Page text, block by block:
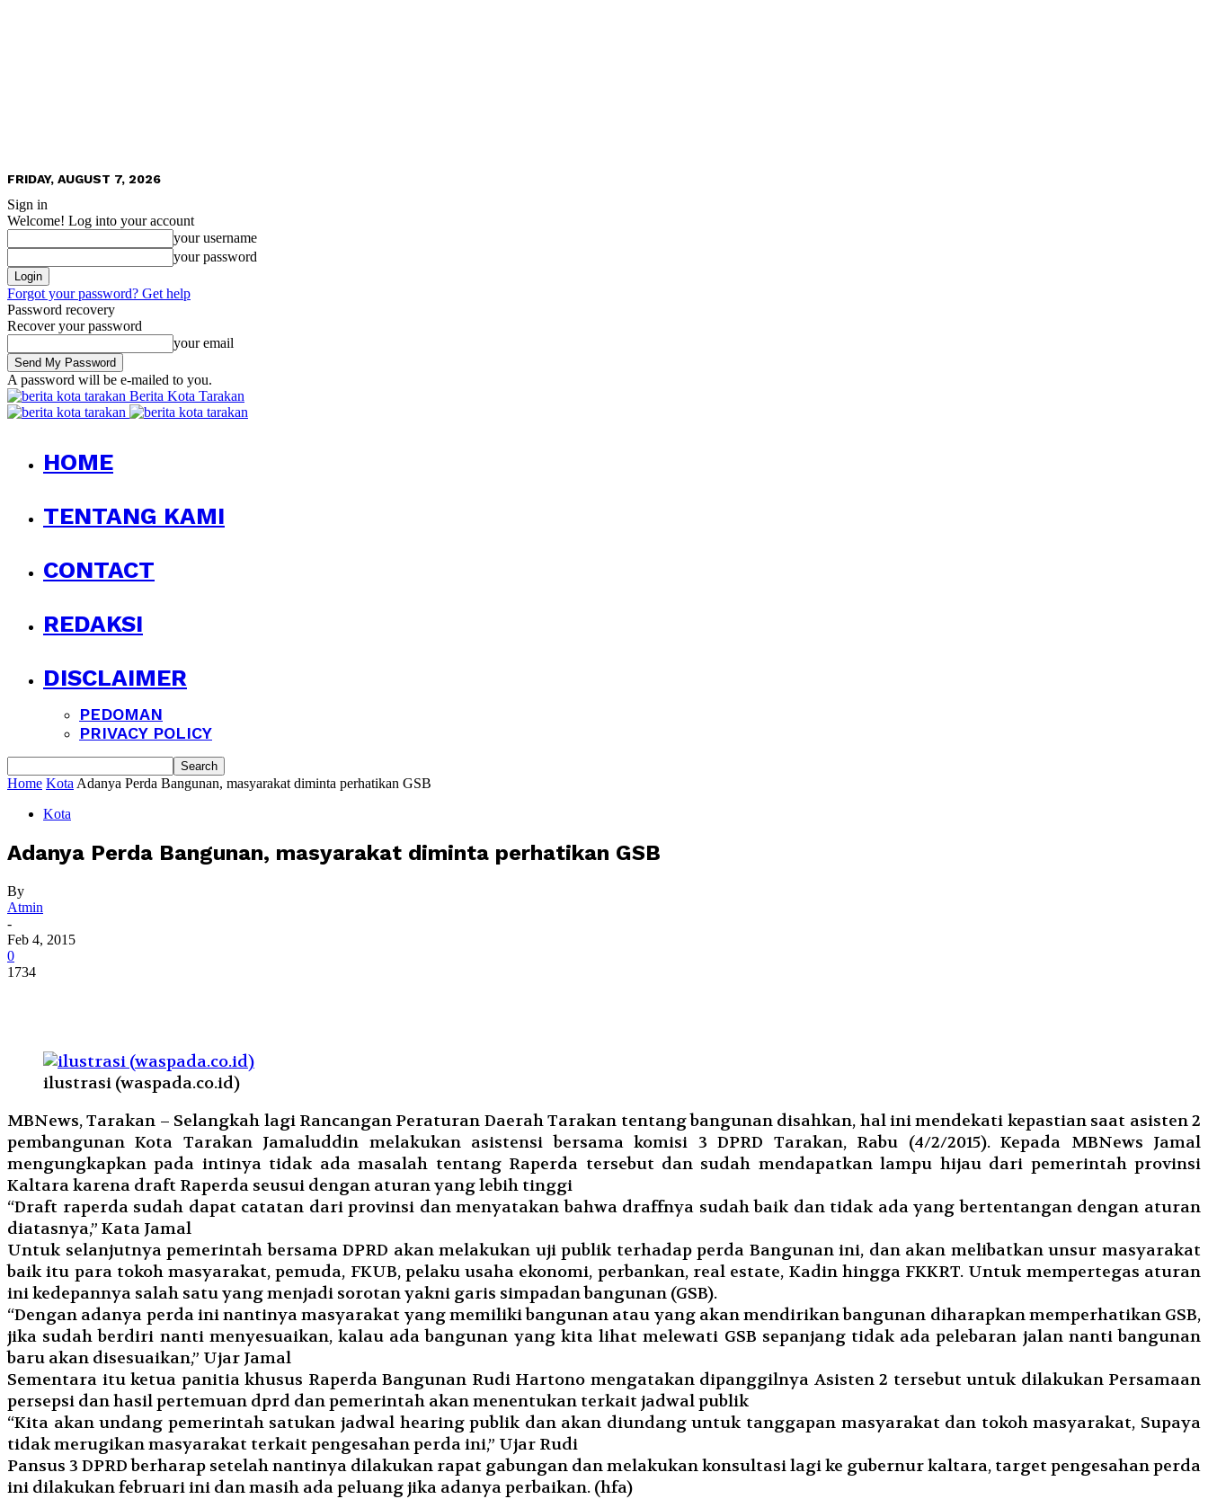
FRIDAY, AUGUST 7, 2026
Sign in
Welcome! Log into your account
your username
your password
Forgot your password? Get help
Password recovery
Recover your password
your email
A password will be e-mailed to you.
Berita Kota Tarakan
HOME
TENTANG KAMI
CONTACT
REDAKSI
DISCLAIMER
PEDOMAN
PRIVACY POLICY
Home Kota Adanya Perda Bangunan, masyarakat diminta perhatikan GSB
Kota
Adanya Perda Bangunan, masyarakat diminta perhatikan GSB
By
Atmin
-
Feb 4, 2015
0
1734
ilustrasi (waspada.co.id)
MBNews, Tarakan – Selangkah lagi Rancangan Peraturan Daerah Tarakan tentang bangunan disahkan, hal ini mendekati kepastian saat asisten 2
pembangunan Kota Tarakan Jamaluddin melakukan asistensi bersama komisi 3 DPRD Tarakan, Rabu (4/2/2015). Kepada MBNews Jamal
mengungkapkan pada intinya tidak ada masalah tentang Raperda tersebut dan sudah mendapatkan lampu hijau dari pemerintah provinsi
Kaltara karena draft Raperda seusui dengan aturan yang lebih tinggi
“Draft raperda sudah dapat catatan dari provinsi dan menyatakan bahwa draffnya sudah baik dan tidak ada yang bertentangan dengan aturan
diatasnya,” Kata Jamal
Untuk selanjutnya pemerintah bersama DPRD akan melakukan uji publik terhadap perda Bangunan ini, dan akan melibatkan unsur masyarakat
baik itu para tokoh masyarakat, pemuda, FKUB, pelaku usaha ekonomi, perbankan, real estate, Kadin hingga FKKRT. Untuk mempertegas aturan
ini kedepannya salah satu yang menjadi sorotan yakni garis simpadan bangunan (GSB).
“Dengan adanya perda ini nantinya masyarakat yang memiliki bangunan atau yang akan mendirikan bangunan diharapkan memperhatikan GSB,
jika sudah berdiri nanti menyesuaikan, kalau ada bangunan yang kita lihat melewati GSB sepanjang tidak ada pelebaran jalan nanti bangunan
baru akan disesuaikan,” Ujar Jamal
Sementara itu ketua panitia khusus Raperda Bangunan Rudi Hartono mengatakan dipanggilnya Asisten 2 tersebut untuk dilakukan Persamaan
persepsi dan hasil pertemuan dprd dan pemerintah akan menentukan terkait jadwal publik
“Kita akan undang pemerintah satukan jadwal hearing publik dan akan diundang untuk tanggapan masyarakat dan tokoh masyarakat, Supaya
tidak merugikan masyarakat terkait pengesahan perda ini,” Ujar Rudi
Pansus 3 DPRD berharap setelah nantinya dilakukan rapat gabungan dan melakukan konsultasi lagi ke gubernur kaltara, target pengesahan perda
ini dilakukan februari ini dan masih ada peluang jika adanya perbaikan. (hfa)